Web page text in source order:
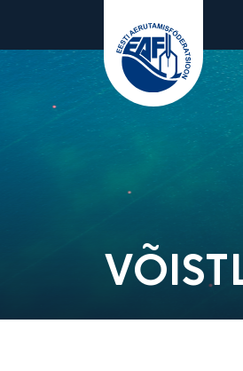
Eesti Aerutamisföderatsioon